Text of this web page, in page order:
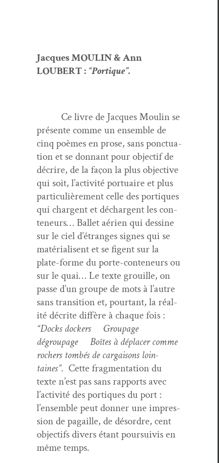
Jacques MOULIN & Ann
LOUBERT : “Por­tique”.
Ce livre de Jacques Moulin se
présente comme un ensem­ble de
cinq poèmes en prose, sans ponc­tu­a­
tion et se don­nant pour objec­tif de
décrire, de la façon la plus objec­tive
qui soit, l’ac­tiv­ité por­tu­aire et plus
par­ti­c­ulière­ment celle des por­tiques
qui char­gent et déchar­gent les con­
teneurs… Bal­let aérien qui des­sine
sur le ciel d’é­tranges signes qui se
matéri­alisent et se figent sur la
plate-forme du porte-con­teneurs ou
sur le quai… Le texte grouille, on
passe d’un groupe de mots à l’autre
sans tran­si­tion et, pour­tant, la réal­
ité décrite dif­fère à chaque fois :
“Docks dock­ers Groupage
dégroupage Boîtes à déplac­er comme
rochers tombés de car­gaisons loin­
taines”. Cette frag­men­ta­tion du
texte n’est pas sans rap­ports avec
l’ac­tiv­ité des por­tiques du port :
l’ensem­ble peut don­ner une impres­
sion de pagaille, de désor­dre, cent
objec­tifs divers étant pour­suiv­is en
même temps.